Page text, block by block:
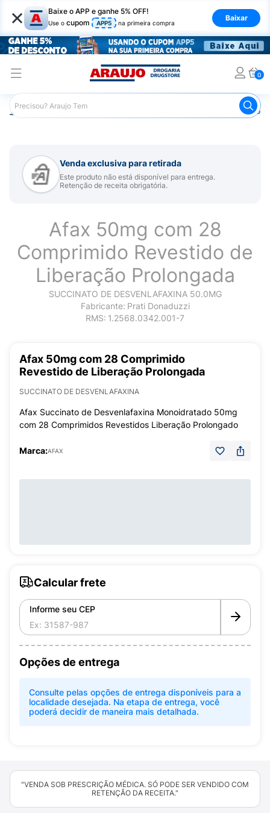
× Baixe o APP e ganhe 5% OFF!
Use o cupom APP5 na primeira compra
Baixar
0
Araujo Medicamentos Remédio para Sistema Nervoso
Venda exclusiva para retirada
Este produto não está disponível para entrega.
Retenção de receita obrigatória.
Afax 50mg com 28
Comprimido Revestido de
Liberação Prolongada
SUCCINATO DE DESVENLAFAXINA 50.0MG
Fabricante: Prati Donaduzzi
RMS: 1.2568.0342.001-7
Afax 50mg com 28 Comprimido
Revestido de Liberação Prolongada
SUCCINATO DE DESVENLAFAXINA
Afax Succinato de Desvenlafaxina Monoidratado 50mg
com 28 Comprimidos Revestidos Liberação Prolongado
Marca:AFAX
Calcular frete
Informe seu CEP
Opções de entrega
Consulte pelas opções de entrega disponíveis para a
localidade desejada. Na etapa de entrega, você
poderá decidir de maneira mais detalhada.
"VENDA SOB PRESCRIÇÃO MÉDICA. SÓ PODE SER VENDIDO COM
RETENÇÃO DA RECEITA."